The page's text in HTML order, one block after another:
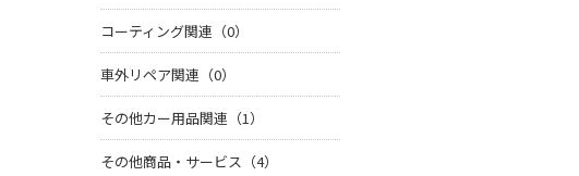
コーティング関連（0）
車外リペア関連（0）
その他カー用品関連（1）
その他商品・サービス（4）